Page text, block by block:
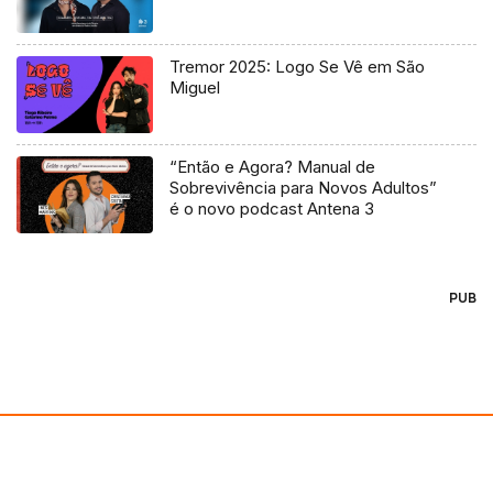
Tremor 2025: Logo Se Vê em São
Miguel
“Então e Agora? Manual de
Sobrevivência para Novos Adultos”
é o novo podcast Antena 3
PUB